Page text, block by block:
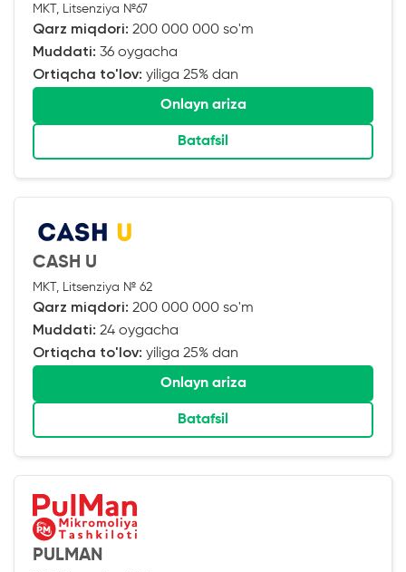
MKT, Litsenziya №67
Qarz miqdori: 200 000 000 so'm
Muddati: 36 oygacha
Ortiqcha to'lov: yiliga 25% dan
Onlayn ariza
Batafsil
CASH U
MKT, Litsenziya № 62
Qarz miqdori: 200 000 000 so'm
Muddati: 24 oygacha
Ortiqcha to'lov: yiliga 25% dan
Onlayn ariza
Batafsil
PULMAN